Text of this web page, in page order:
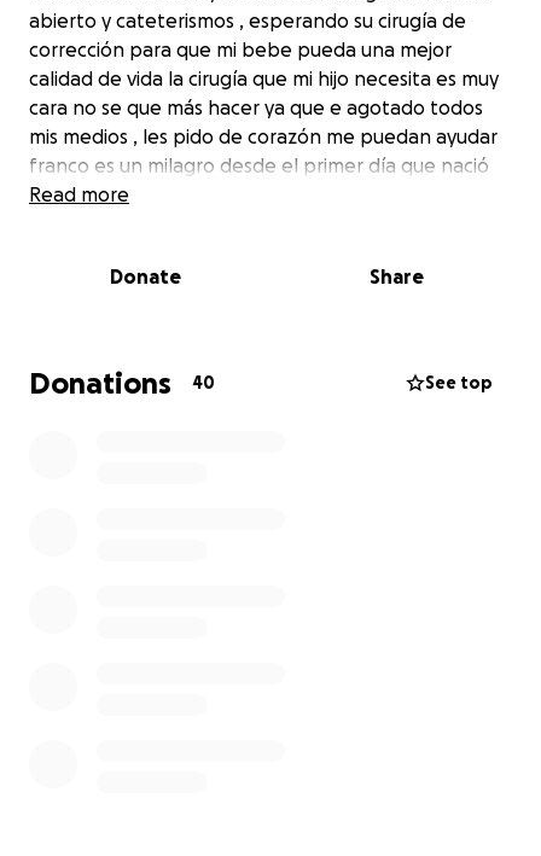
abierto y cateterismos , esperando su cirugía de
corrección para que mi bebe pueda una mejor
calidad de vida la cirugía que mi hijo necesita es muy
cara no se que más hacer ya que e agotado todos
mis medios , les pido de corazón me puedan ayudar
franco es un milagro desde el primer día que nació
me dijeron que no hiba a vivir hoy tiene 2 años 11
por leerme soy una mamá que pide salud para mi hijo
fistula en su corazón, ya tiene una solo que se
coágulos y tiene un stem el cual también está
Read more
Donate Share
Donations 40 See top